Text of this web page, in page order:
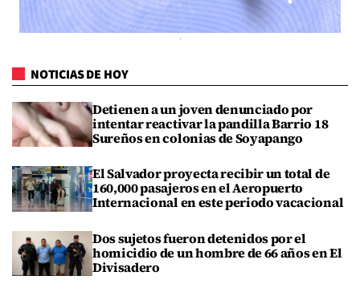
NOTICIAS DE HOY
Detienen a un joven denunciado por
intentar reactivar la pandilla Barrio 18
Sureños en colonias de Soyapango
El Salvador proyecta recibir un total de
160,000 pasajeros en el Aeropuerto
Internacional en este periodo vacacional
Dos sujetos fueron detenidos por el
homicidio de un hombre de 66 años en El
Divisadero